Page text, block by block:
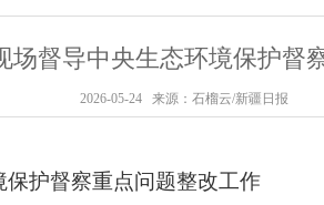
场督导中央生态环境保护督
2026-05-24 来源：石榴云/新疆日报
护督察重点问题整改工作